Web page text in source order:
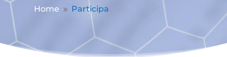
Home 9 Participa